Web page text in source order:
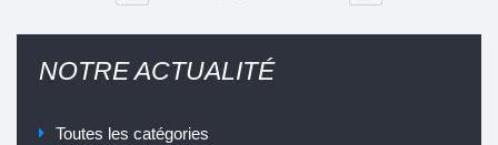
NOTRE ACTUALITÉ
Toutes les catégories